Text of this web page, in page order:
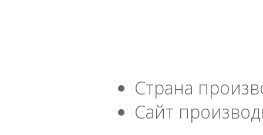
Страна
Сайт